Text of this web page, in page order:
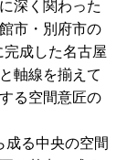
深く関わった
市・別府市の
成した名古屋
軸線を揃えて
る空間意匠の
成る中央の空間